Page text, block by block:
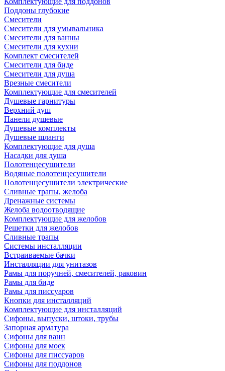
Поддоны глубокие
Смесители
Смесители для умывальника
Смесители для ванны
Смесители для кухни
Комплект смесителей
Смесители для биде
Смесители для душа
Врезные смесители
Комплектующие для смесителей
Душевые гарнитуры
Верхний душ
Панели душевые
Душевые комплекты
Душевые шланги
Комплектующие для душа
Насадки для душа
Полотенцесушители
Водяные полотенцесушители
Полотенцесушители электрические
Сливные трапы, желоба
Дренажные системы
Желоба водоотводящие
Комплектующие для желобов
Решетки для желобов
Сливные трапы
Системы инсталляции
Встраиваемые бачки
Инсталляции для унитазов
Рамы для поручней, смесителей, раковин
Рамы для биде
Рамы для писсуаров
Кнопки для инсталляций
Комплектующие для инсталляций
Сифоны, выпуски, штоки, трубы
Запорная арматура
Сифоны для ванн
Сифоны для моек
Сифоны для писсуаров
Сифоны для поддонов